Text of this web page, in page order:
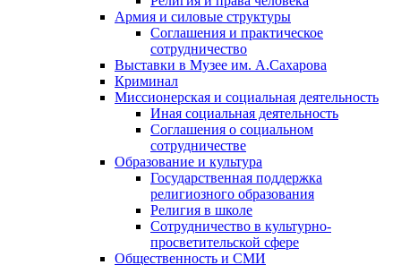
Армия и силовые структуры
Соглашения и практическое
сотрудничество
Выставки в Музее им. А.Сахарова
Криминал
Миссионерская и социальная деятельность
Иная социальная деятельность
Соглашения о социальном
сотрудничестве
Образование и культура
Государственная поддержка
религиозного образования
Религия в школе
Сотрудничество в культурно-
просветительской сфере
Общественность и СМИ